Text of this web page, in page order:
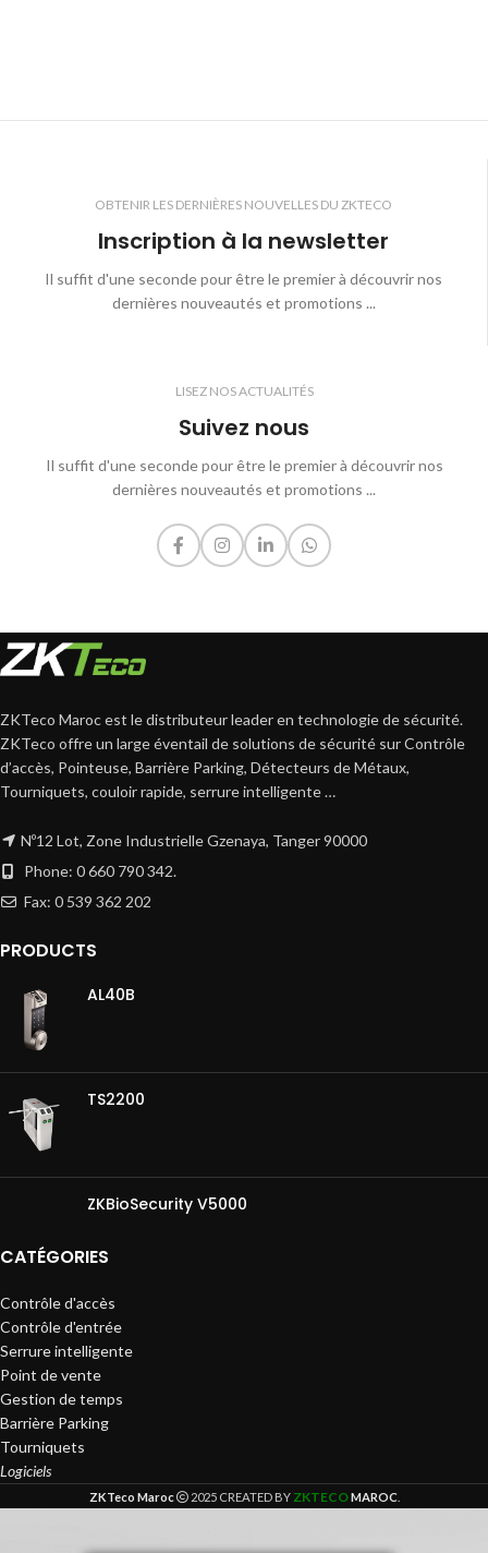
Cela ajoute non seulement une couche
accélère le processus de connexion.
OBTENIR LES DERNIÈRES NOUVELLES DU ZKTECO
Inscription à la newsletter
Il suffit d'une seconde pour être le premier à découvrir nos
dernières nouveautés et promotions ...
LISEZ NOS ACTUALITÉS
Suivez nous
Il suffit d'une seconde pour être le premier à découvrir nos
dernières nouveautés et promotions ...
ZKTeco Maroc est le distributeur leader en technologie de sécurité.
ZKTeco offre un large éventail de solutions de sécurité sur Contrôle
d’accès, Pointeuse, Barrière Parking, Détecteurs de Métaux,
Tourniquets, couloir rapide, serrure intelligente …
Nº12 Lot, Zone Industrielle Gzenaya, Tanger 90000
Phone: 0 660 790 342.
Fax: 0 539 362 202
PRODUCTS
AL40B
TS2200
ZKBioSecurity V5000
CATÉGORIES
Contrôle d'accès
Contrôle d'entrée
Serrure intelligente
Point de vente
Gestion de temps
Barrière Parking
Tourniquets
Logiciels
ZKTeco Maroc 2025 CREATED BY ZKTECOMAROC.